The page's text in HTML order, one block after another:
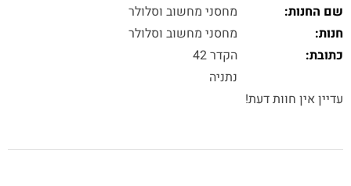
שם החנות:
מחסני מחשוב וסלולר
חנות:
מחסני מחשוב וסלולר
כתובת:
הקדר 42
נתניה
עדיין אין חוות דעת!